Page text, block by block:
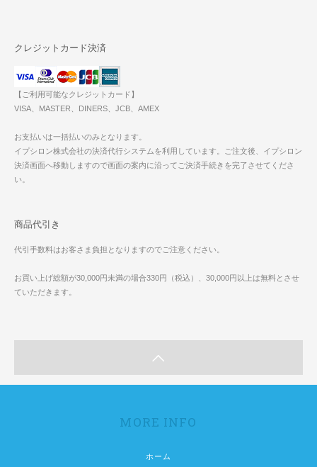
クレジットカード決済
【ご利用可能なクレジットカード】
VISA、MASTER、DINERS、JCB、AMEX
お支払いは一括払いのみとなります。
イプシロン株式会社の決済代行システムを利用しています。ご注文後、イプシロン
決済画面へ移動しますので画面の案内に沿ってご決済手続きを完了させてくださ
い。
商品代引き
代引手数料はお客さま負担となりますのでご注意ください。
お買い上げ総額が30,000円未満の場合330円（税込）、30,000円以上は無料とさせ
ていただきます。
MORE INFO
ホーム